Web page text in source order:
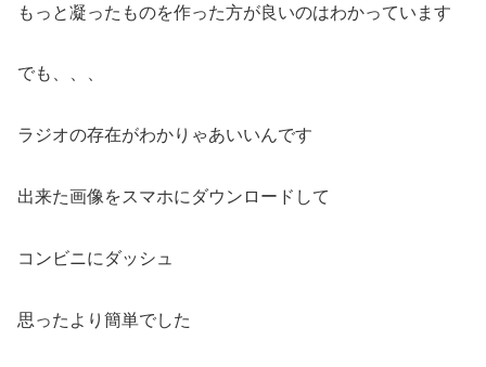
もっと凝ったものを作った方が良いのはわかっています
でも、、、
ラジオの存在がわかりゃあいいんです
出来た画像をスマホにダウンロードして
コンビニにダッシュ
思ったより簡単でした